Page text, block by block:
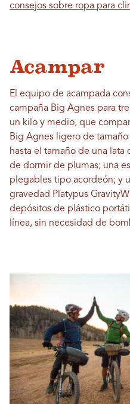
consejos sobre ropa para
Acampar
El equipo de acampada
campaña Big Agnes para
un kilo y medio, que
Big Agnes ligero de
hasta el tamaño de una lata
de dormir de plumas; una
plegables tipo acordeón; y
gravedad Platypus
depósitos de plástico
línea, sin necesidad de